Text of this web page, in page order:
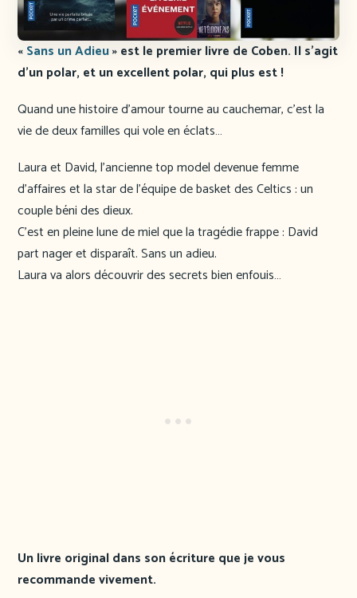
«Sans un Adieu» est le premier livre de Coben. Il s’agit
d’un polar, et un excellent polar, qui plus est !
Quand une histoire d’amour tourne au cauchemar, c’est la
vie de deux familles qui vole en éclats…
Laura et David, l’ancienne top model devenue femme
d’affaires et la star de l’équipe de basket des Celtics : un
couple béni des dieux.
C’est en pleine lune de miel que la tragédie frappe : David
part nager et disparaît. Sans un adieu.
Laura va alors découvrir des secrets bien enfouis…
Un livre original dans son écriture que je vous
recommande vivement.